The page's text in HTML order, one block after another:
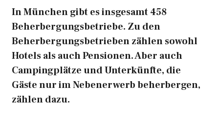
In München gibt es insgesamt 458
Beherbergungsbetriebe. Zu den
Beherbergungsbetrieben zählen sowohl
Hotels als auch Pensionen. Aber auch
Campingplätze und Unterkünfte, die
Gäste nur im Nebenerwerb beherbergen,
zählen dazu.